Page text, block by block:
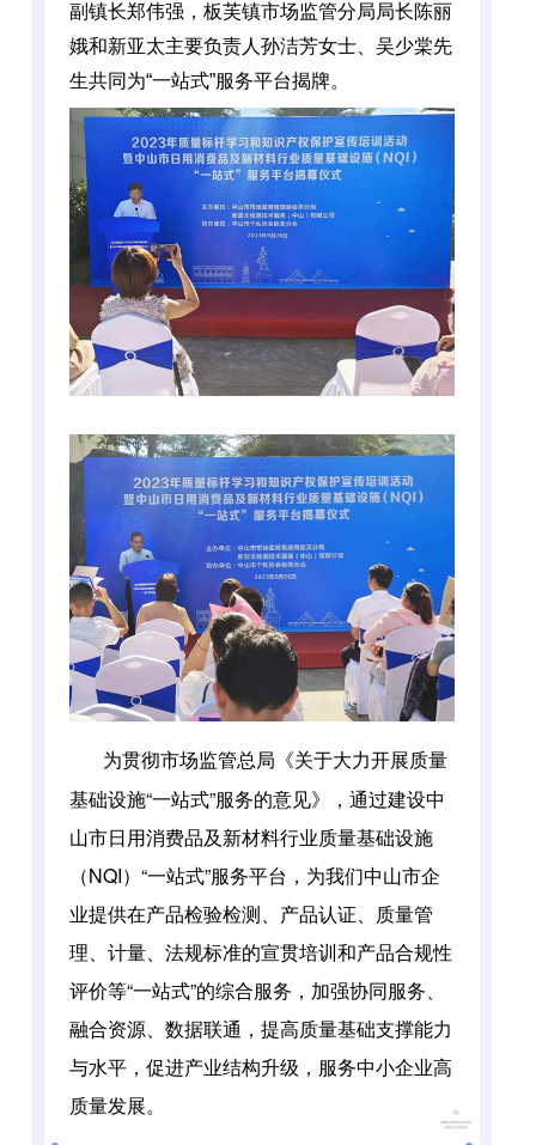
副镇长郑伟强，板芙镇市场监管分局局长陈丽
娥和新亚太主要负责人孙洁芳女士、吴少棠先
生共同为“一站式”服务平台揭牌。
为贯彻市场监管总局《关于大力开展质量
基础设施“一站式”服务的意见》，通过建设中
山市日用消费品及新材料行业质量基础设施
（NQI）“一站式”服务平台，为我们中山市企
业提供在产品检验检测、产品认证、质量管
理、计量、法规标准的宣贯培训和产品合规性
评价等“一站式”的综合服务，加强协同服务、
融合资源、数据联通，提高质量基础支撑能力
与水平，促进产业结构升级，服务中小企业高
质量发展。